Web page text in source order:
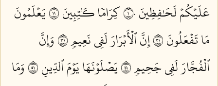
عَلَيۡكُمۡ لَحَٰفِظِينَ ١٠
كِرَامٗا كَٰتِبِينَ ١١
يَعۡلَمُونَ
مَا تَفۡعَلُونَ ١٢
إِنَّ ٱلۡأَبۡرَارَ لَفِي نَعِيمٖ ١٣
وَإِنَّ
ٱلۡفُجَّارَ لَفِي جَحِيمٖ ١٤
يَصۡلَوۡنَهَا يَوۡمَ ٱلدِّينِ ١٥
وَمَا